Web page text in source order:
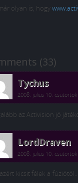
olyan is, hogy
(33)
Tychus
2008. július 10.
az Activision jó
LordDraven
2008. július 10.
kicsit félek a